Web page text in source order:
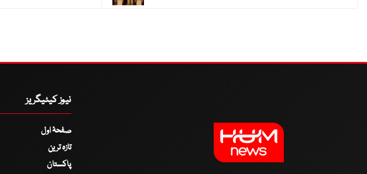
نیوز کیٹیگریز
صفحۂ اول
تازہ ترین
پاکستان